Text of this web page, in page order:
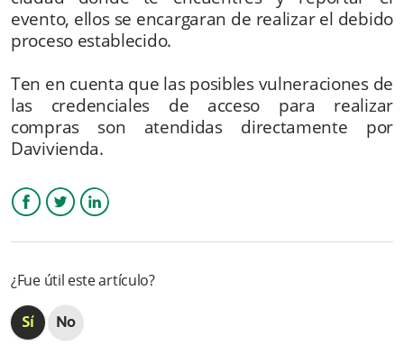
¿Cómo puedo pertenecer al convenio de Nequi negocios?
Cuales son los errores transaccionales que pueden ocurrir:
✅ DAVIPLATA
evento, ellos se encargaran de realizar el debido
proceso establecido.
Ten en cuenta que las posibles vulneraciones de
las credenciales de acceso para realizar
compras son atendidas directamente por
Davivienda.
¿Fue útil este artículo?